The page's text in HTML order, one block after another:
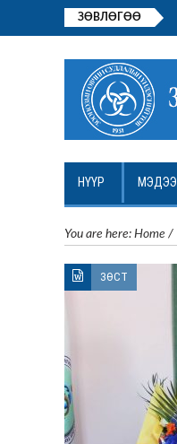
ЗӨВЛӨГӨӨ
НҮҮР МЭДЭЭ
You are here: Home /
ЗӨСТ